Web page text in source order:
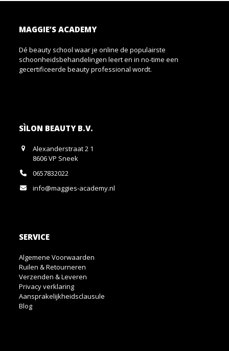
MAGGIE’S ACADEMY
Dé beauty school waar je online de populairste
schoonheidsbehandelingen leert en in no-time een
gecertificeerde beauty professional wordt.
SÌLON BEAUTY B.V.
Alexanderstraat 2 1
8606 VP Sneek
0657832022
info@maggies-academy.nl
SERVICE
Algemene Voorwaarden
Ruilen & Retourneren
Verzenden & Leveren
Privacy verklaring
Aansprakelijkheidsclausule
Blog